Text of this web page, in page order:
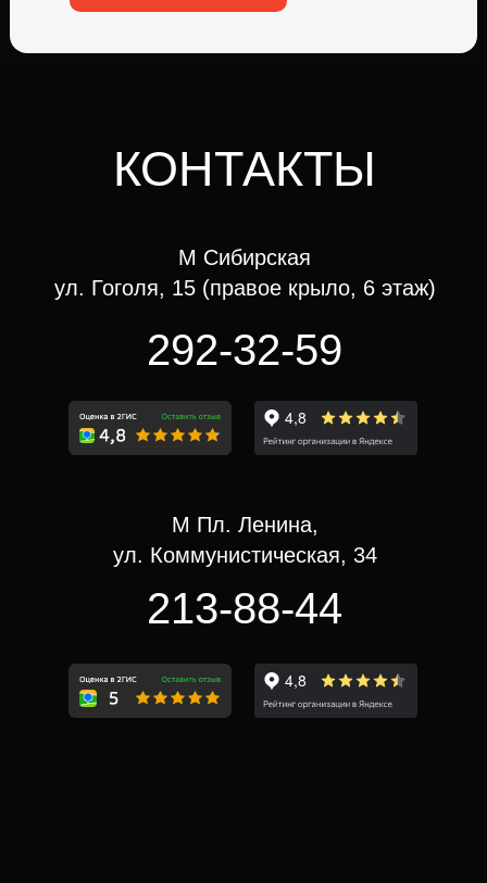
213-88-44
М Пл. Ленина,
ул. Коммунистическая, 34
292-32-59
М Сибирская
ул. Гоголя, 15 (правое крыло, 6 этаж)
КОНТАКТЫ